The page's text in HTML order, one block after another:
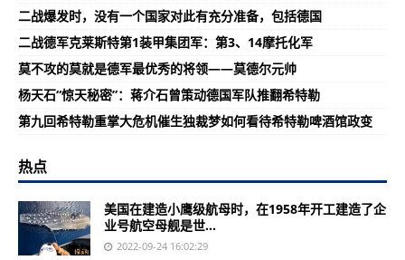
二战爆发时，没有一个国家对此有充分准备，包括德国
二战德军克莱斯特第1装甲集团军：第3、14摩托化军
莫不攻的莫就是德军最优秀的将领——莫德尔元帅
杨天石“惊天秘密”：蒋介石曾策动德国军队推翻希特勒
第九回希特勒重掌大危机催生独裁梦如何看待希特勒啤酒馆政变
热点
美国在建造小鹰级航母时，在1958年开工建造了企
业号航空母舰是世...
2022-09-24 16:02:29